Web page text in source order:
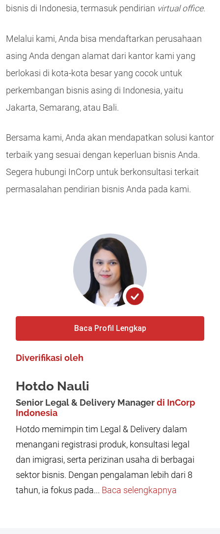
bisnis di Indonesia, termasuk pendirian virtual office.
Melalui kami, Anda bisa mendaftarkan perusahaan
asing Anda dengan alamat dari kantor kami yang
berlokasi di kota-kota besar yang cocok untuk
perkembangan bisnis asing di Indonesia, yaitu
Jakarta, Semarang, atau Bali.
Bersama kami, Anda akan mendapatkan solusi kantor
terbaik yang sesuai dengan keperluan bisnis Anda.
Segera hubungi InCorp untuk berkonsultasi terkait
permasalahan pendirian bisnis Anda pada kami.
Baca Profil Lengkap
Diverifikasi oleh
Hotdo Nauli
Senior Legal & Delivery Managerdi InCorp
Indonesia
Hotdo memimpin tim Legal & Delivery dalam
menangani registrasi produk, konsultasi legal
dan imigrasi, serta perizinan usaha di berbagai
sektor bisnis. Dengan pengalaman lebih dari 8
tahun, ia fokus pada... Baca selengkapnya